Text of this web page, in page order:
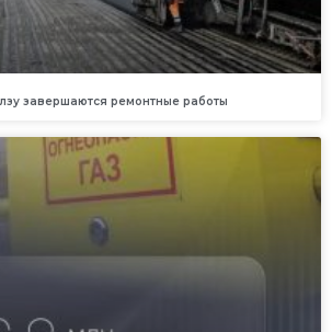
завершаются ремонтные работы